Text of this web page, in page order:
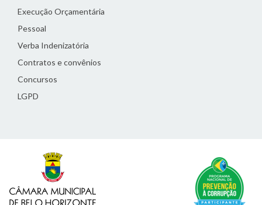
Execução Orçamentária
Pessoal
Verba Indenizatória
Contratos e convênios
Concursos
LGPD